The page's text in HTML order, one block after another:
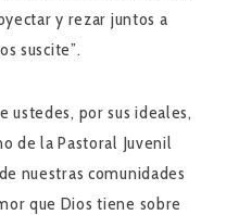
y rezar juntos a
suscite”.
ustedes, por sus ideales,
de la Pastoral Juvenil
nuestras comunidades
que Dios tiene sobre